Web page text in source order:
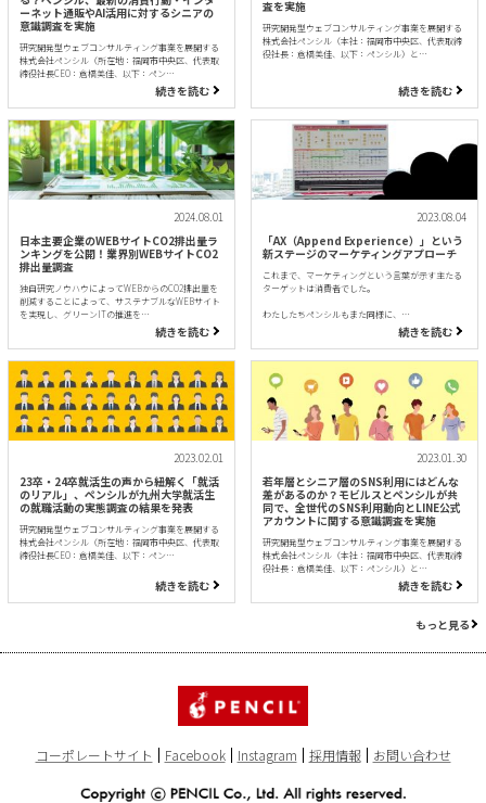
ーネット通販やAI活用に対するシニアの
意識調査を実施
研究開発型ウェブコンサルティング事業を展開する
株式会社ペンシル（所在地：福岡市中央区、代表取
締役社長CEO：倉橋美佳、以下：ペン…
続きを読む
査を実施
研究開発型ウェブコンサルティング事業を展開する
株式会社ペンシル（本社：福岡市中央区、代表取締
役社長：倉橋美佳、以下：ペンシル）と…
続きを読む
2024.08.01
日本主要企業のWEBサイトCO2排出量ラ
ンキングを公開！業界別WEBサイトCO2
排出量調査
独自研究ノウハウによってWEBからのCO2排出量を
削減することによって、サステナブルなWEBサイト
を実現し、グリーンITの推進を…
続きを読む
2023.08.04
「AX（Append Experience）」という
新ステージのマーケティングアプローチ
これまで、マーケティングという言葉が示す主たる
ターゲットは消費者でした。
わたしたちペンシルもまた同様に、…
続きを読む
2023.02.01
23卒・24卒就活生の声から紐解く「就活
のリアル」、ペンシルが九州大学就活生
の就職活動の実態調査の結果を発表
研究開発型ウェブコンサルティング事業を展開する
株式会社ペンシル（所在地：福岡市中央区、代表取
締役社長CEO：倉橋美佳、以下：ペン…
続きを読む
2023.01.30
若年層とシニア層のSNS利用にはどんな
差があるのか？モビルスとペンシルが共
同で、全世代のSNS利用動向とLINE公式
アカウントに関する意識調査を実施
研究開発型ウェブコンサルティング事業を展開する
株式会社ペンシル（本社：福岡市中央区、代表取締
役社長：倉橋美佳、以下：ペンシル）と…
続きを読む
もっと見る
コーポレートサイト Facebook Instagram 採用情報 お問い合わせ